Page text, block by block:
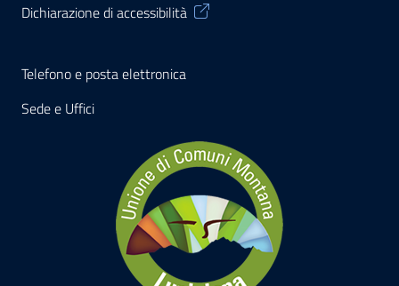
Dichiarazione di accessibilità
Telefono e posta elettronica
Sede e Uffici